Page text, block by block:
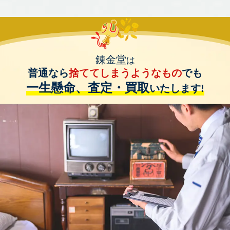
錬金堂は
普通なら捨ててしまうようなものでも
一生懸命、査定・買取いたします!